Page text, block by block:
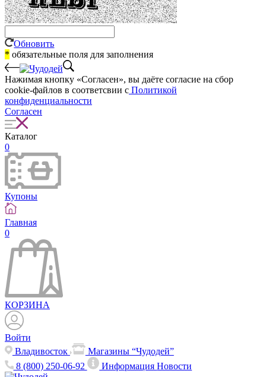
Обновить
* обязательные поля для заполнения
Нажимая кнопку «Согласен», вы даёте cогласие на сбор
cookie-файлов в соответсвии с Политикой
конфиденциальности
Согласен
Каталог
0
Купоны
Главная
0
КОРЗИНА
Войти
Владивосток
Магазины “Чудодей”
8 (800) 250-06-92
ИнформацияНовости